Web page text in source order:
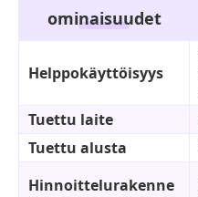
ominaisuudet
Helppokäyttöisyys
Tuettu laite
Tuettu alusta
Hinnoittelurakenne